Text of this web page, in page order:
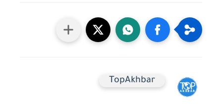
TopAkhbar